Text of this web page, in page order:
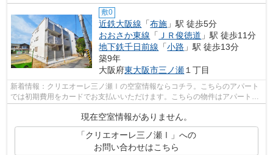
敷0
近鉄大阪線 「布施 」駅 徒歩5分
おおさか東線 「 ＪＲ俊徳道 」駅 徒歩11分
地下鉄千日前線 「小路 」駅 徒歩13分
築9年
大阪府東大阪市三ノ瀬 １丁目
新着情報：クリエオーレ三ノ瀬Ⅰの空室情報ならコチラ。こちらのアパート
では初期費用をカードでお支払いいただけます。こちらの物件はアパートで
す。こちらの物件から、150mの距離に駐...
現在空室情報がありません。
「クリエオーレ三ノ瀬Ⅰ」への
お問い合わせはこちら